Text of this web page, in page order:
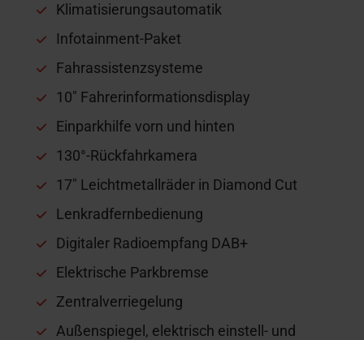
Klimatisierungsautomatik
Infotainment-Paket
Fahrassistenzsysteme
10″ Fahrerinformationsdisplay
Einparkhilfe vorn und hinten
130°-Rückfahrkamera
17″ Leichtmetallräder in Diamond Cut
Lenkradfernbedienung
Digitaler Radioempfang DAB+
Elektrische Parkbremse
Zentralverriegelung
Außenspiegel, elektrisch einstell- und